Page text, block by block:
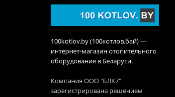
100kotlov.by (100котлов.бай) —
интернет-магазин отопительного
оборудования в Беларуси.
Компания ООО "БЛК7"
зарегистрирована решением